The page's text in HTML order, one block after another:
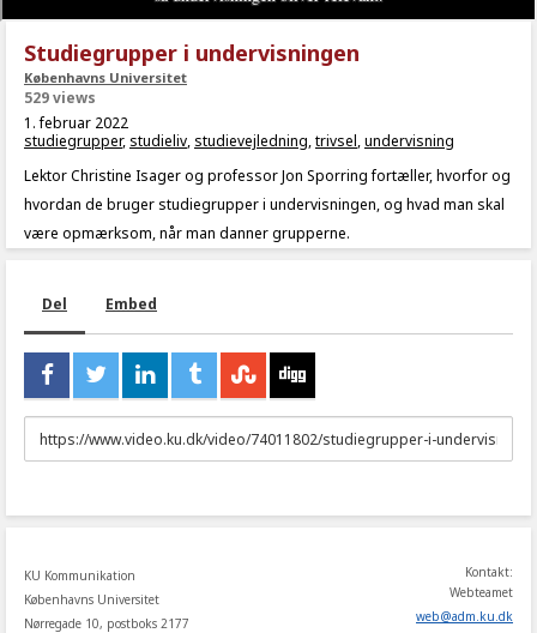
Studiegrupper i undervisningen
Københavns Universitet
529 views
1. februar 2022
studiegrupper, studieliv, studievejledning,trivsel,undervisning
Lektor Christine Isager og professor Jon Sporring fortæller, hvorfor og
hvordan de bruger studiegrupper i undervisningen, og hvad man skal
være opmærksom, når man danner grupperne.
Del Embed
URL
to
KU Kommunikation
Københavns Universitet
Nørregade 10, postboks 2177
Kontakt:
Webteamet
web@adm.ku.dk